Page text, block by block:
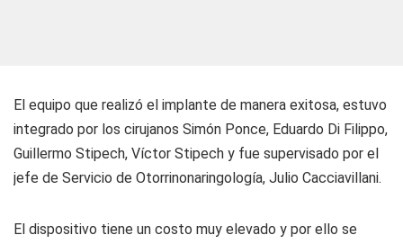
El equipo que realizó el implante de manera exitosa, estuvo
integrado por los cirujanos Simón Ponce, Eduardo Di Filippo,
Guillermo Stipech, Víctor Stipech y fue supervisado por el
jefe de Servicio de Otorrinonaringología, Julio Cacciavillani.
El dispositivo tiene un costo muy elevado y por ello se